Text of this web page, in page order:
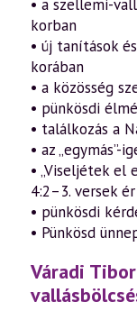
• a szellemi-
korban
• új tanítások
korában
• a közösség
• pünkösdi
• találkozás a
• az
• „Viseljétek el
4:2–3. versek
• pünkösdi
• Pünkösd
Váradi